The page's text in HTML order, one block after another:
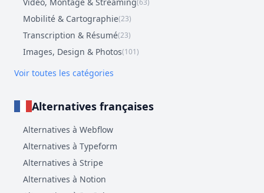
(63)
Mobilité & Cartographie(23)
Transcription & Résumé(23)
Images, Design & Photos(101)
Voir toutes les catégories
Alternatives françaises
Alternatives à Webflow
Alternatives à Typeform
Alternatives à Stripe
Alternatives à Notion